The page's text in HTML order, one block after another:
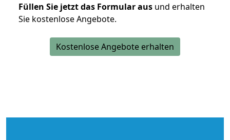
Füllen Sie jetzt das Formular aus und erhalten
Sie kostenlose Angebote.
Kostenlose Angebote erhalten